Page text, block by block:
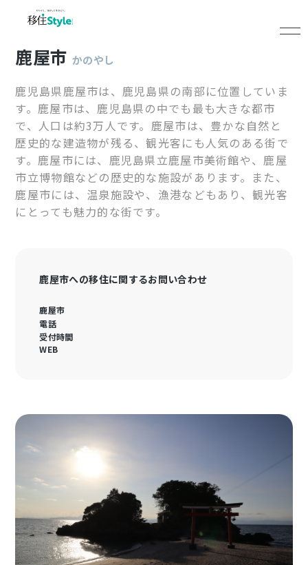
鹿屋市 かのやし
鹿児島県鹿屋市は、鹿児島県の南部に位置していま
す。鹿屋市は、鹿児島県の中でも最も大きな都市
で、人口は約3万人です。鹿屋市は、豊かな自然と
歴史的な建造物が残る、観光客にも人気のある街で
す。鹿屋市には、鹿児島県立鹿屋市美術館や、鹿屋
市立博物館などの歴史的な施設があります。また、
鹿屋市には、温泉施設や、漁港などもあり、観光客
にとっても魅力的な街です。
鹿屋市への移住に関するお問い合わせ
鹿屋市
電話
受付時間
WEB